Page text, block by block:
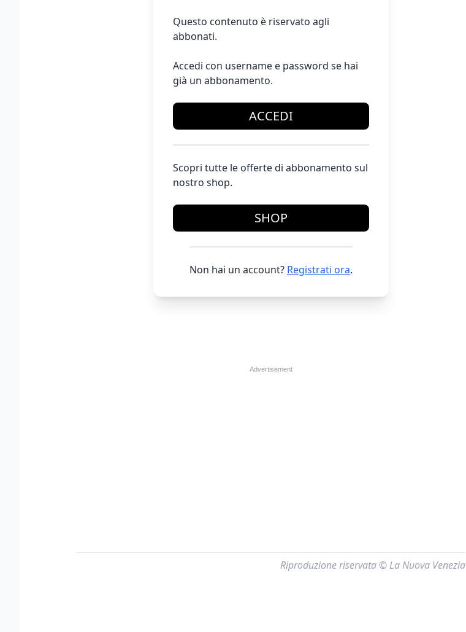
Questo contenuto è riservato agli
abbonati.
Accedi con username e password se hai
già un abbonamento.
ACCEDI
Scopri tutte le offerte di abbonamento sul
nostro shop.
SHOP
Non hai un account? Registrati ora.
Riproduzione riservata © La Nuova Venezia